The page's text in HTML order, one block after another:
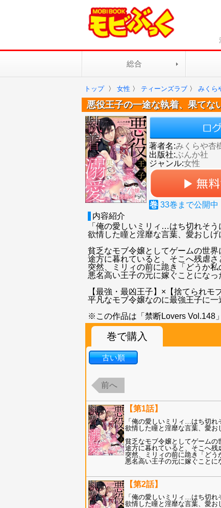
総合
トップ 〉 女性 〉 ティーンズラブ 〉 みくら
悪役王子の一途な執着、果てな
著者名:みくらや杏
出版社:ぶんか社
ジャンル:女性
巻 33巻まで公開中
内容紹介
「俺の愛しいミリィ…はち切れそ
欲情した瞳と淫靡な言葉、愛おし
貧乏なモブ令嬢としてゲームの世
途方に暮れていると、そこへ残虐
突然、ミリィの前に跪き「どうか
悪名高い王子の元に嫁ぐことにな
【最強・最凶王子】×【捨てられモ
平凡なモブ令嬢なのに最強王子に
※この作品は「禁断Lovers Vol.148
巻で購入
古い順
前へ
【第1話】
「俺の愛しいミリィ…はち切
欲情した瞳と淫靡な言葉、愛
貧乏なモブ令嬢としてゲームの
途方に暮れていると、そこへ
突然、ミリィの前に跪き「ど
悪名高い王子の元に嫁ぐこと
【第2話】
「俺の愛しいミリィ…はち切
欲情した瞳と淫靡な言葉、愛